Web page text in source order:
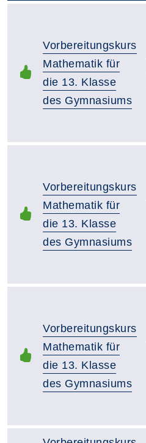
Vorbereitungskurs
Mathematik für
die 13. Klasse
des Gymnasiums
Vorbereitungskurs
Mathematik für
die 13. Klasse
des Gymnasiums
Vorbereitungskurs
Mathematik für
die 13. Klasse
des Gymnasiums